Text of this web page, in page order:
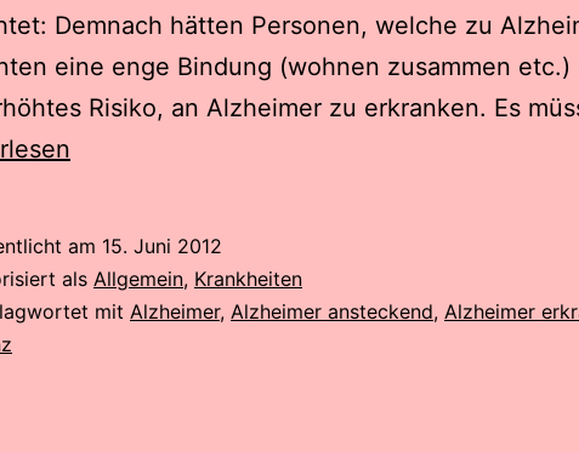
Demnach hätten Personen, welche zu
eine enge Bindung (wohnen zusammen etc.)
Risiko, an Alzheimer zu erkranken. Es
am 15. Juni 2012
als Allgemein, Krankheiten
mit Alzheimer, Alzheimer ansteckend, Alzheimer